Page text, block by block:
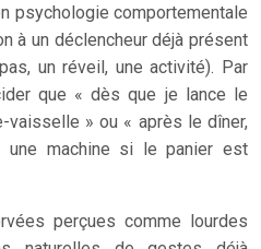
psychologie comportementale
à un déclencheur déjà présent
un réveil, une activité). Par
que « dès que je lance le
» ou « après le dîner,
une machine si le panier est
perçues comme lourdes